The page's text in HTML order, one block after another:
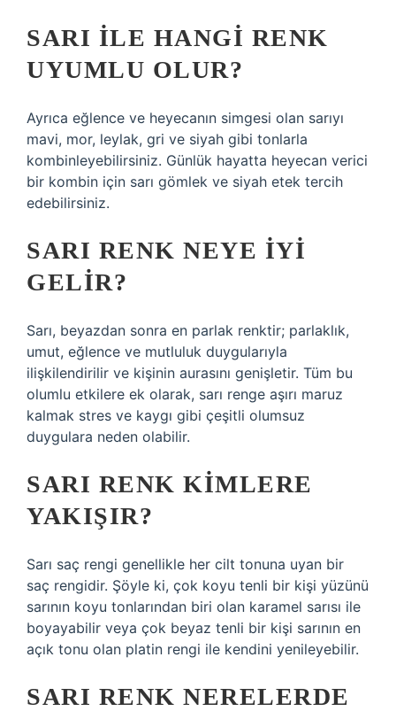
SARI ILE HANGI RENK
UYUMLU OLUR?
Ayrıca eğlence ve heyecanın simgesi olan sarıyı
mavi, mor, leylak, gri ve siyah gibi tonlarla
kombinleyebilirsiniz. Günlük hayatta heyecan verici
bir kombin için sarı gömlek ve siyah etek tercih
edebilirsiniz.
SARI RENK NEYE IYI
GELIR?
Sarı, beyazdan sonra en parlak renktir; parlaklık,
umut, eğlence ve mutluluk duygularıyla
ilişkilendirilir ve kişinin aurasını genişletir. Tüm bu
olumlu etkilere ek olarak, sarı renge aşırı maruz
kalmak stres ve kaygı gibi çeşitli olumsuz
duygulara neden olabilir.
SARI RENK KIMLERE
YAKIŞIR?
Sarı saç rengi genellikle her cilt tonuna uyan bir
saç rengidir. Şöyle ki, çok koyu tenli bir kişi yüzünü
sarının koyu tonlarından biri olan karamel sarısı ile
boyayabilir veya çok beyaz tenli bir kişi sarının en
açık tonu olan platin rengi ile kendini yenileyebilir.
SARI RENK NERELERDE